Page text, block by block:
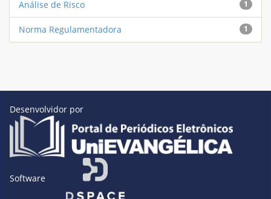
1
Análise de Risco
1
Norma Regulamentadora
Desenvolvidor por
Software